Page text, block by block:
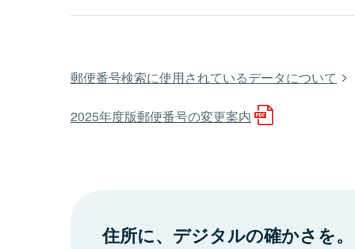
郵便番号検索に使用されているデータについて
2025年度版郵便番号の変更案内
住所に、デジタルの確かさを。